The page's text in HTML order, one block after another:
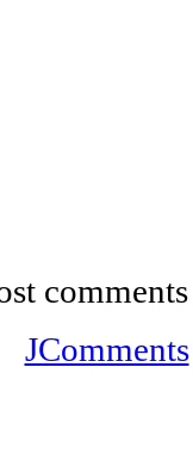
comments
JComments